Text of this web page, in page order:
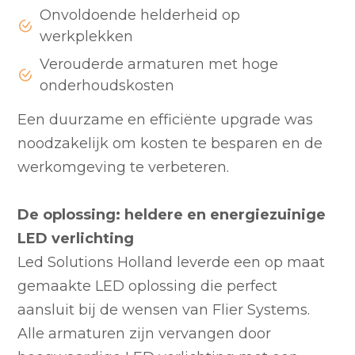
Onvoldoende helderheid op
werkplekken
Verouderde armaturen met hoge
onderhoudskosten
Een duurzame en efficiënte upgrade was
noodzakelijk om kosten te besparen en de
werkomgeving te verbeteren.
De oplossing: heldere en energiezuinige
LED verlichting
Led Solutions Holland leverde een op maat
gemaakte LED oplossing die perfect
aansluit bij de wensen van Flier Systems.
Alle armaturen zijn vervangen door